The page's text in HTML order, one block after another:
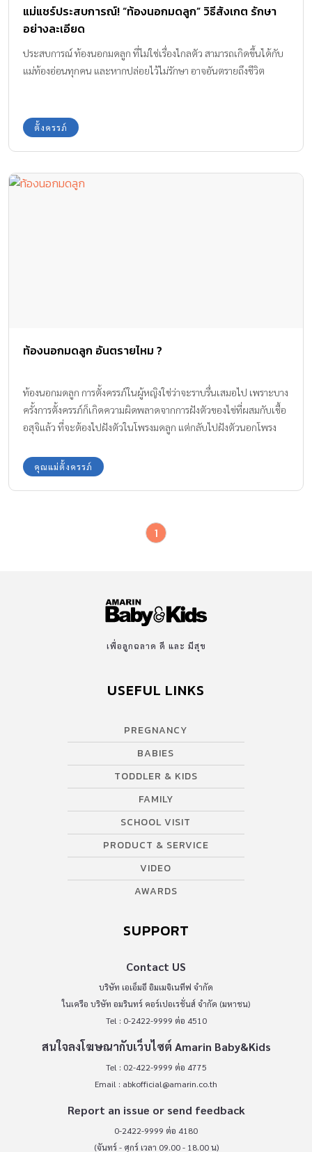
แม่แชร์ประสบการณ์! “ท้องนอกมดลูก” วิธีสังเกต รักษา
อย่างละเอียด
ประสบการณ์ ท้องนอกมดลูก ที่ไม่ใช่เรื่องไกลตัว สามารถเกิดขึ้นได้กับ
แม่ท้องอ่อนทุกคน และหากปล่อยไว้ไม่รักษา อาจอันตรายถึงชีวิต
ตั้งครรภ์
ท้องนอกมดลูก อันตรายไหม ?
ท้องนอกมดลูก การตั้งครรภ์ในผู้หญิงใช่ว่าจะราบรื่นเสมอไป เพราะบาง
ครั้งการตั้งครรภ์ก็เกิดความผิดพลาดจากการฝังตัวของไข่ที่ผสมกับเชื้อ
อสุจิแล้ว ที่จะต้องไปฝังตัวในโพรงมดลูก แต่กลับไปฝังตัวนอกโพรง
คะว่า ท้องนอกมดลูก อันตรายไหม ทีมงาน Amarin Baby & Kids มี
ข้อมูลที่เป็นประโยชน์ในเรื่องนี้มาให้ทราบกันค่ะ
คุณแม่ตั้งครรภ์
1
เพื่อลูกฉลาด ดี และ มีสุข
USEFUL LINKS
PREGNANCY
BABIES
TODDLER & KIDS
FAMILY
SCHOOL VISIT
PRODUCT & SERVICE
VIDEO
AWARDS
SUPPORT
Contact US
บริษัท เอเอ็มอี อิมเมจิเนทีฟ จำกัด
ในเครือ บริษัท อมรินทร์ คอร์เปอเรชั่นส์ จำกัด (มหาชน)
Tel : 0-2422-9999 ต่อ 4510
สนใจลงโฆษณากับเว็บไซต์ Amarin Baby&Kids
Tel : 02-422-9999 ต่อ 4775
Email : abkofficial@amarin.co.th
Report an issue or send feedback
0-2422-9999 ต่อ 4180
(จันทร์ - ศุกร์ เวลา 09.00 - 18.00 น)